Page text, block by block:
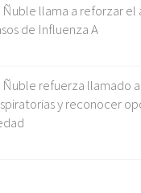
llama a reforzar
de Influenza A
refuerza llamado
y reconocer